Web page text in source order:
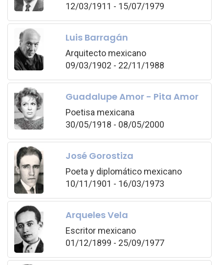
12/03/1911 - 15/07/1979
Luis Barragán
Arquitecto mexicano
09/03/1902 - 22/11/1988
Guadalupe Amor - Pita Amor
Poetisa mexicana
30/05/1918 - 08/05/2000
José Gorostiza
Poeta y diplomático mexicano
10/11/1901 - 16/03/1973
Arqueles Vela
Escritor mexicano
01/12/1899 - 25/09/1977